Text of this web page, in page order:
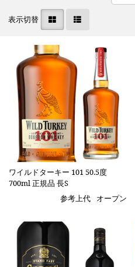
表示切替
ワイルドターキー 101 50.5度
700ml 正規品 長S
参考上代
オープン